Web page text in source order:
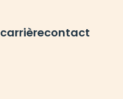
carrièrecontact